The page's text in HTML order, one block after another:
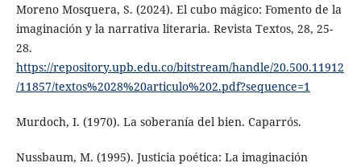
Moreno Mosquera, S. (2024). El cubo mágico: Fomento de la
imaginación y la narrativa literaria. Revista Textos, 28, 25-
28.
https://repository.upb.edu.co/bitstream/handle/20.500.11912
/11857/textos%2028%20articulo%202.pdf?sequence=1
Murdoch, I. (1970). La soberanía del bien. Caparrós.
Nussbaum, M. (1995). Justicia poética: La imaginación